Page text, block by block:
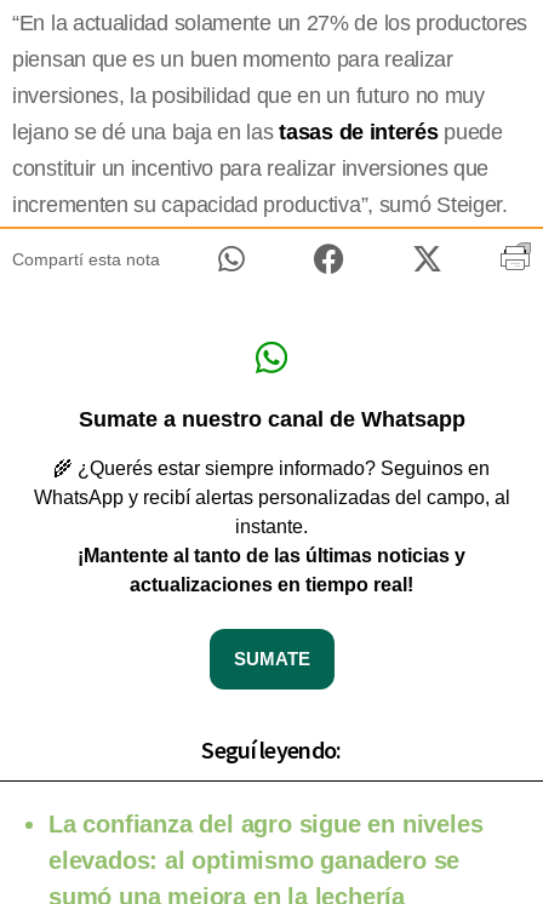
“En la actualidad solamente un 27% de los productores
piensan que es un buen momento para realizar
inversiones, la posibilidad que en un futuro no muy
lejano se dé una baja en lastasas de interéspuede
constituir un incentivo para realizar inversiones que
incrementen su capacidad productiva”, sumó Steiger.
Compartí esta nota
Sumate a nuestro canal de Whatsapp
🌾 ¿Querés estar siempre informado? Seguinos en
WhatsApp y recibí alertas personalizadas del campo, al
instante.
¡Mantente al tanto de las últimas noticias y
actualizaciones en tiempo real!
SUMATE
Seguí leyendo:
La confianza del agro sigue en niveles
elevados: al optimismo ganadero se
sumó una mejora en la lechería